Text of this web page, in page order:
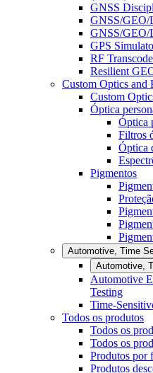
GNSS
GNSS/GEO/
GNSS/GEO/
GPS
RF
Resilient
Custom Optics and
Custom
Óptica
Óptica
Filtros
Óptica
Pigmentos
Automotive, Time
Automotive,
Automotive
Testing
Time-
Todos os produtos
Todos os
Todos os
Produtos por
Produtos